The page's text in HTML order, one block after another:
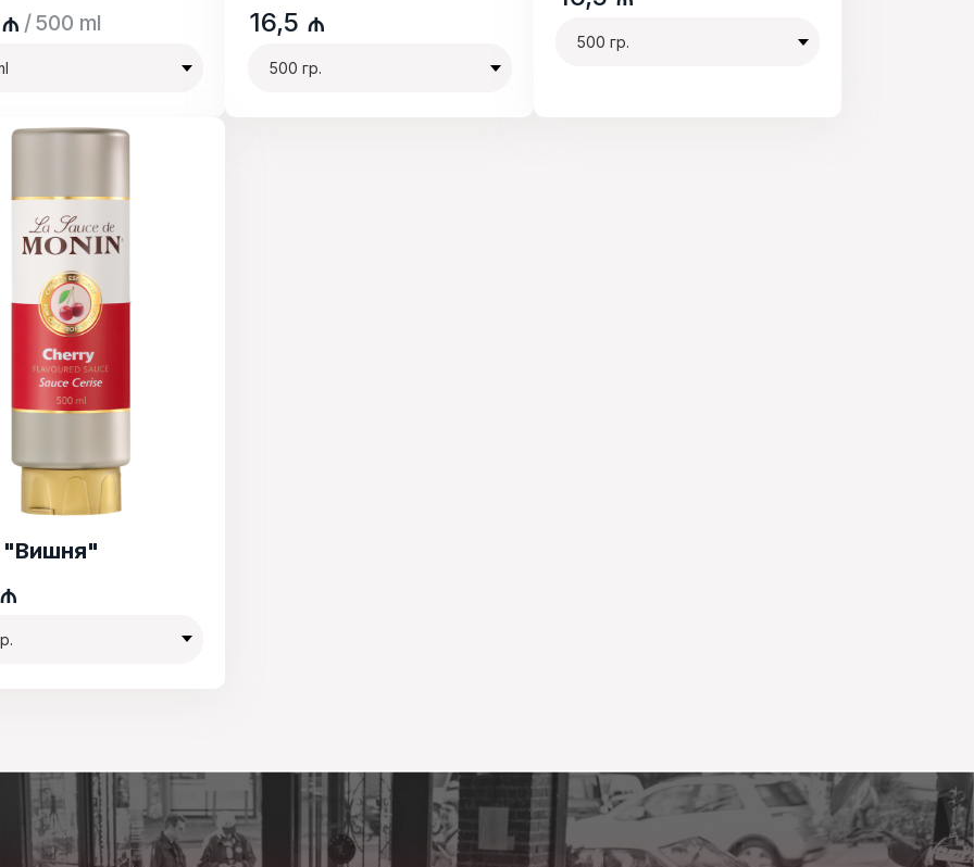
₼ /500 ml 16,5 ₼
"Вишня"
₼